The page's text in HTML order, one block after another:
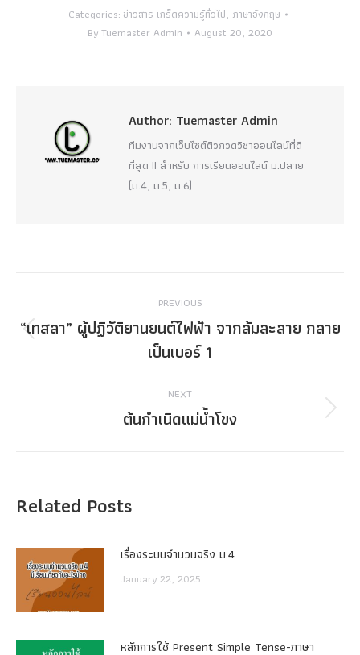
Categories: ข่าวสาร เกร็ดความรู้ทั่วไป, ภาษาอังกฤษ
ByTuemaster Admin August 20, 2020
Author: Tuemaster Admin
ทีมงานจากเว็บไซต์ติวกวดวิชาออนไลน์ที่ดี
ที่สุด !! สำหรับ การเรียนออนไลน์ ม.ปลาย
(ม.4, ม.5, ม.6)
navigation
PREVIOUS
Previous
post:
“เทสลา” ผู้ปฏิวัติยานยนต์ไฟฟ้า จากล้มละลาย กลาย
เป็นเบอร์ 1
NEXT
Next
ต้นกําเนิดแม่น้ำโขง
Related Posts
เรื่องระบบจํานวนจริง ม.4
January 22, 2025
หลักการใช้ Present Simple Tense-ภาษา